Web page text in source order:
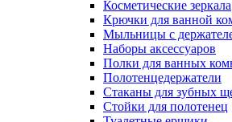
Косметические зеркала
Крючки для ванной
Мыльницы с
Наборы аксессуаров
Полки для ванных
Полотенцедержатели
Стаканы для зубных
Стойки для полотенец